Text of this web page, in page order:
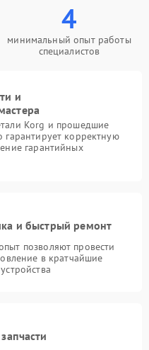
4
минимальный опыт работы
специалистов
и
Korg и прошедшие
гарантирует корректную
гарантийных
и быстрый ремонт
позволяют провести
в кратчайшие